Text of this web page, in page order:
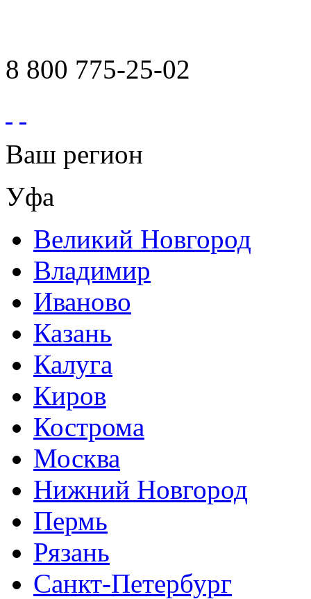
8 800 775-25-02
Ваш регион
Уфа
Великий Новгород
Владимир
Иваново
Казань
Калуга
Киров
Кострома
Москва
Нижний Новгород
Пермь
Рязань
Санкт-Петербург